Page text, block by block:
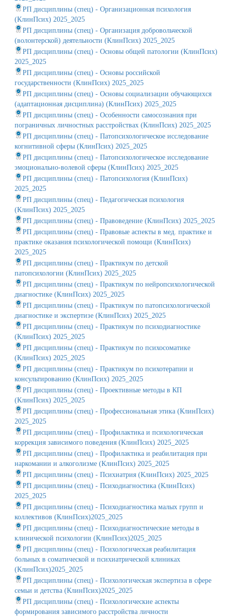
РП дисциплины (спец) - Организационная психология
(КлинПсих) 2025_2025
РП дисциплины (спец) - Организация добровольческой
(волонтерской) деятельности (КлинПсих) 2025_2025
РП дисциплины (спец) - Основы общей патологии (КлинПсих)
2025_2025
РП дисциплины (спец) - Основы российской
государственности (КлинПсих) 2025_2025
РП дисциплины (спец) - Основы социализации обучающихся
(адаптационная дисциплина) (КлинПсих) 2025_2025
РП дисциплины (спец) - Особенности самосознания при
пограничных личностных расстройствах (КлинПсих) 2025_2025
РП дисциплины (спец) - Патопсихологическое исследование
когнитивной сферы (КлинПсих) 2025_2025
РП дисциплины (спец) - Патопсихологическое исследование
эмоционально-волевой сферы (КлинПсих) 2025_2025
РП дисциплины (спец) - Патопсихология (КлинПсих)
2025_2025
РП дисциплины (спец) - Педагогическая психология
(КлинПсих) 2025_2025
РП дисциплины (спец) - Правоведение (КлинПсих) 2025_2025
РП дисциплины (спец) - Правовые аспекты в мед. практике и
практике оказания психологической помощи (КлинПсих)
2025_2025
РП дисциплины (спец) - Практикум по детской
патопсихологии (КлинПсих) 2025_2025
РП дисциплины (спец) - Практикум по нейропсихологической
диагностике (КлинПсих) 2025_2025
РП дисциплины (спец) - Практикум по патопсихологической
диагностике и экспертизе (КлинПсих) 2025_2025
РП дисциплины (спец) - Практикум по психодиагностике
(КлинПсих) 2025_2025
РП дисциплины (спец) - Практикум по психосоматике
(КлинПсих) 2025_2025
РП дисциплины (спец) - Практикум по психотерапии и
консультированию (КлинПсих) 2025_2025
РП дисциплины (спец) - Проективные методы в КП
(КлинПсих) 2025_2025
РП дисциплины (спец) - Профессиональная этика (КлинПсих)
2025_2025
РП дисциплины (спец) - Профилактика и психологическая
коррекция зависимого поведения (КлинПсих) 2025_2025
РП дисциплины (спец) - Профилактика и реабилитация при
наркомании и алкоголизме (КлинПсих) 2025_2025
РП дисциплины (спец) - Психиатрия (КлинПсих) 2025_2025
РП дисциплины (спец) - Психодиагностика (КлинПсих)
2025_2025
РП дисциплины (спец) - Психодиагностика малых групп и
коллективов (КлинПсих)2025_2025
РП дисциплины (спец) - Психодиагностические методы в
клинической психологии (КлинПсих)2025_2025
РП дисциплины (спец) - Психологическая реабилитация
больных в соматической и психиатрической клиниках
(КлинПсих)2025_2025
РП дисциплины (спец) - Психологическая экспертиза в сфере
семьи и детства (КлинПсих)2025_2025
РП дисциплины (спец) - Психологические аспекты
формирования зависимого расстройства личности